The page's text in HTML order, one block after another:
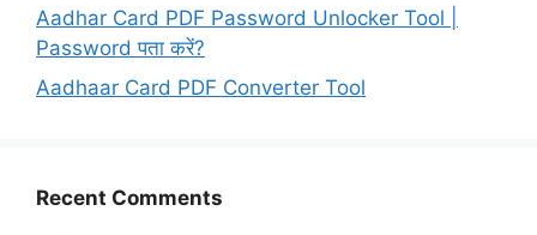
Aadhar Card PDF Password Unlocker Tool |
Password पता करें?
Aadhaar Card PDF Converter Tool
Recent Comments